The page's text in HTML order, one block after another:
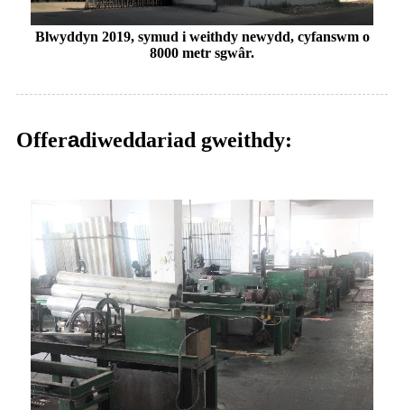
Blwyddyn 2019, symud i weithdy newydd, cyfanswm o
8000 metr sgwâr.
Offeradiweddariad gweithdy: